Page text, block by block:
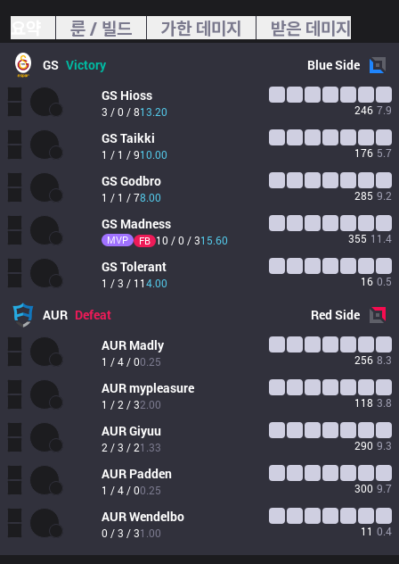
룬 / 빌드 가한 데미지 받은 데미지
GS Victory BlueSide
GS Hioss
3 / 0 / 813.20 246 7.9
GSTaikki
1 / 1 / 910.00 176 5.7
GSGodbro
1 / 1 / 78.00 285 9.2
GS Madness
MVP FB 10 / 0 / 315.60 355 11.4
GSTolerant
1 / 3 / 114.00 16 0.5
AUR Defeat RedSide
AUR Madly
1 / 4 / 00.25 256 8.3
AURmypleasure
1 / 2 / 32.00 118 3.8
AURGiyuu
2 / 3 / 21.33 290 9.3
AUR Padden
1 / 4 / 00.25 300 9.7
AURWendelbo
0 / 3 / 31.00 11 0.4